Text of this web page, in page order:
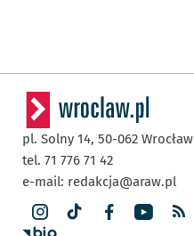
pl. Solny 14, 50-062 Wrocław
tel. 71 776 71 42
e-mail: redakcja@araw.pl